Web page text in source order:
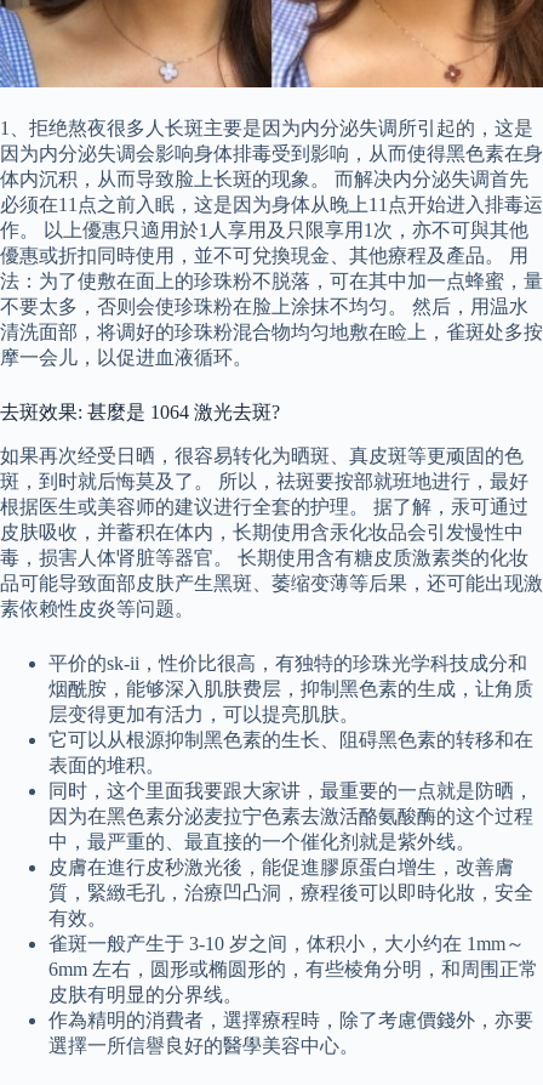
1、拒绝熬夜很多人长斑主要是因为内分泌失调所引起的，这是
因为内分泌失调会影响身体排毒受到影响，从而使得黑色素在身
体内沉积，从而导致脸上长斑的现象。 而解决内分泌失调首先
必须在11点之前入眠，这是因为身体从晚上11点开始进入排毒运
作。 以上優惠只適用於1人享用及只限享用1次，亦不可與其他
優惠或折扣同時使用，並不可兌換現金、其他療程及產品。 用
法：为了使敷在面上的珍珠粉不脱落，可在其中加一点蜂蜜，量
不要太多，否则会使珍珠粉在脸上涂抹不均匀。 然后，用温水
清洗面部，将调好的珍珠粉混合物均匀地敷在睑上，雀斑处多按
摩一会儿，以促进血液循环。
去斑效果: 甚麼是 1064 激光去斑?
如果再次经受日晒，很容易转化为晒斑、真皮斑等更顽固的色
斑，到时就后悔莫及了。 所以，祛斑要按部就班地进行，最好
根据医生或美容师的建议进行全套的护理。 据了解，汞可通过
皮肤吸收，并蓄积在体内，长期使用含汞化妆品会引发慢性中
毒，损害人体肾脏等器官。 长期使用含有糖皮质激素类的化妆
品可能导致面部皮肤产生黑斑、萎缩变薄等后果，还可能出现激
素依赖性皮炎等问题。
平价的sk-ii，性价比很高，有独特的珍珠光学科技成分和
烟酰胺，能够深入肌肤费层，抑制黑色素的生成，让角质
层变得更加有活力，可以提亮肌肤。
它可以从根源抑制黑色素的生长、阻碍黑色素的转移和在
表面的堆积。
同时，这个里面我要跟大家讲，最重要的一点就是防晒，
因为在黑色素分泌麦拉宁色素去激活酪氨酸酶的这个过程
中，最严重的、最直接的一个催化剂就是紫外线。
皮膚在進行皮秒激光後，能促進膠原蛋白增生，改善膚
質，緊緻毛孔，治療凹凸洞，療程後可以即時化妝，安全
有效。
雀斑一般产生于 3-10 岁之间，体积小，大小约在 1mm～
6mm 左右，圆形或椭圆形的，有些棱角分明，和周围正常
皮肤有明显的分界线。
作為精明的消費者，選擇療程時，除了考慮價錢外，亦要
選擇一所信譽良好的醫學美容中心。